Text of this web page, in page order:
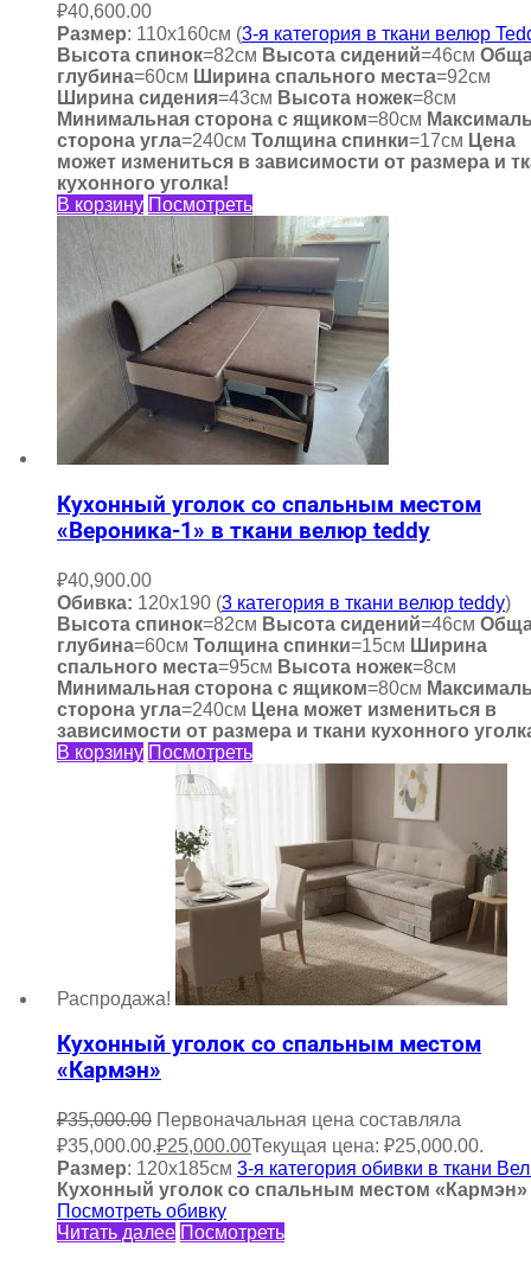
₽40,600.00
Размер: 110х160см (3-я категория в ткани велюр
Высота спинок=82см Высота сидений=46см
глубина=60см Ширина спального места=92см
Ширина сидения=43см Высота ножек=8см
Минимальная сторона с ящиком=80см
сторона угла=240см Толщина спинки=17см Цена
может измениться в зависимости от размера и
кухонного уголка!
В корзину Посмотреть
Кухонный уголок со спальным местом
«Вероника-1» в ткани велюр teddy
₽40,900.00
Обивка: 120х190 (3 категория в ткани велюр teddy)
Высота спинок=82см Высота сидений=46см
глубина=60см Толщина спинки=15см Ширина
спального места=95см Высота ножек=8см
Минимальная сторона с ящиком=80см
сторона угла=240см Цена может измениться в
зависимости от размера и ткани кухонного
В корзину Посмотреть
Распродажа!
Кухонный уголок со спальным местом
«Кармэн»
₽35,000.00 Первоначальная цена составляла
₽35,000.00.₽25,000.00Текущая цена: ₽25,000.00.
Размер: 120х185см 3-я категория обивки в ткани
Кухонный уголок со спальным местом «Кармэн»
Посмотреть обивку
Читать далее Посмотреть